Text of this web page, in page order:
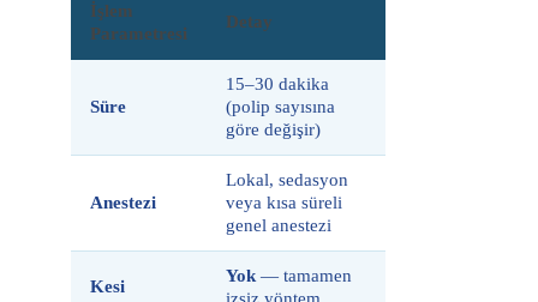
İşlem
Parametresi
Detay
Süre
15–30 dakika
(polip sayısına
göre değişir)
Anestezi
Lokal, sedasyon
veya kısa süreli
genel anestezi
Kesi
Yok— tamamen